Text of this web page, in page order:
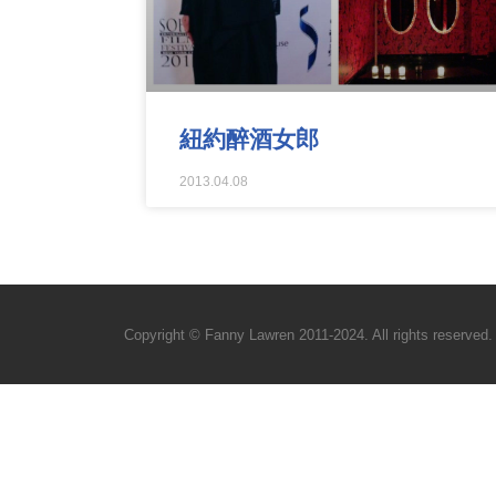
紐約醉酒女郎
2013.04.08
Copyright © Fanny Lawren 2011-2024. All rights reserved.